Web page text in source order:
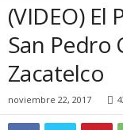
(VIDEO) El
San Pedro
Zacatelco
noviembre 22, 2017